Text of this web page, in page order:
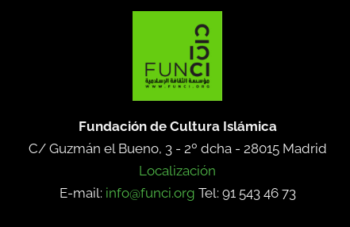
Fundación de Cultura Islámica
C/ Guzmán el Bueno, 3 - 2º dcha - 28015 Madrid
Localización
E-mail: info@funci.org Tel: 91 543 46 73